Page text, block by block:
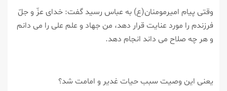
وقتی پیام امیرمومنان(ع) به عباس رسید گفت: خدای عزّ و جلّ
فرزندم را مورد عنایت قرار دهد، من جهاد و علم علی را می دانم
و هر چه صلاح می داند انجام دهد.
یعنی این وصیت سبب حیات غدیر و امامت شد؟